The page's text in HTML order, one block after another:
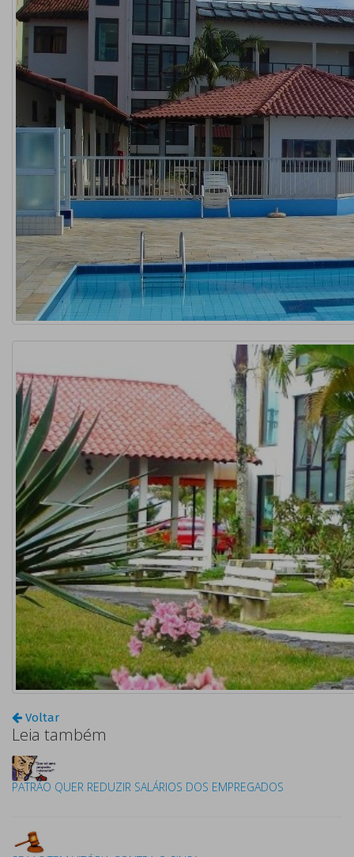
Voltar
Leia também
PATRÃO QUER REDUZIR SALÁRIOS DOS EMPREGADOS